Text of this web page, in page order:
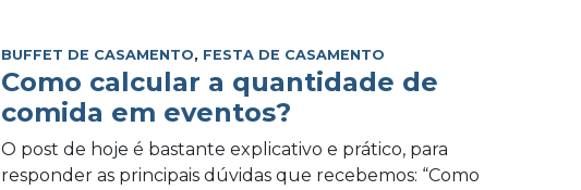
BUFFET DE CASAMENTO, FESTA DE CASAMENTO
Como calcular a quantidade de
comida em eventos?
O post de hoje é bastante explicativo e prático, para
responder as principais dúvidas que recebemos: “Como